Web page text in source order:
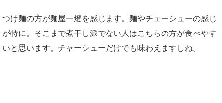
つけ麺の方が麺屋一燈を感じます。麺やチェーシューの感じ
が特に。そこまで煮干し派でない人はこちらの方が食べやす
いと思います。チャーシューだけでも味わえますしね。